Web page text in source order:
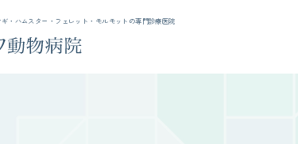
・ハムスター・フェレット・モルモットの専門診療医院